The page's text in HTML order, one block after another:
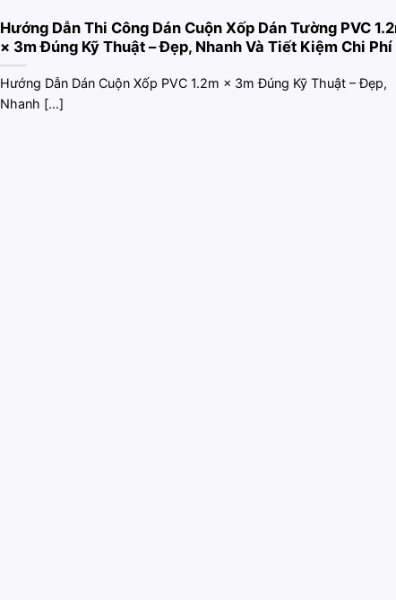
Hướng Dẫn Thi Công Dán Cuộn Xốp Dán Tường PVC
× 3m Đúng Kỹ Thuật – Đẹp, Nhanh Và Tiết Kiệm Chi Phí
Hướng Dẫn Dán Cuộn Xốp PVC 1.2m × 3m Đúng Kỹ Thuật – Đẹp,
Nhanh [...]